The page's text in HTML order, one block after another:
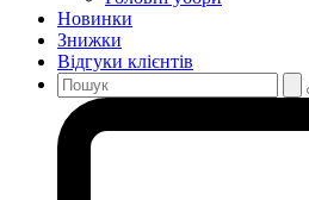
Новинки
Знижки
Відгуки клієнтів